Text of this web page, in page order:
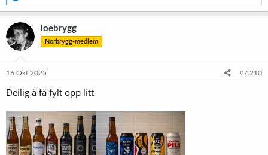
e
a
k
s
j
o
e
:
loebrygg
Norbrygg-medlem
16 Okt 2025 #7.210
Deilig å få fylt opp litt